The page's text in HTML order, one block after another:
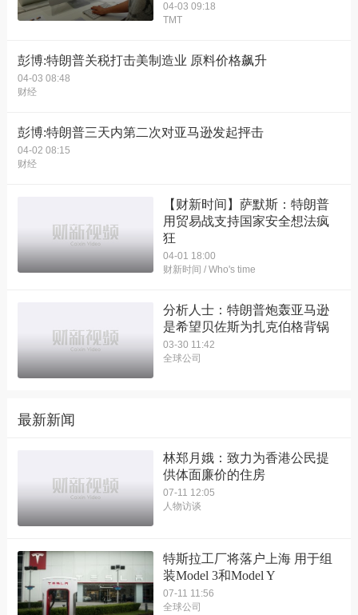
04-03 09:18
TMT
彭博:特朗普关税打击美制造业 原料价格飙升
04-03 08:48
财经
彭博:特朗普三天内第二次对亚马逊发起抨击
04-02 08:15
财经
【财新时间】萨默斯：特朗普
用贸易战支持国家安全想法疯
狂
04-01 18:00
财新时间 / Who's time
分析人士：特朗普炮轰亚马逊
是希望贝佐斯为扎克伯格背锅
03-30 11:42
全球公司
最新新闻
林郑月娥：致力为香港公民提
供体面廉价的住房
07-11 12:05
人物访谈
特斯拉工厂将落户上海 用于组
装Model 3和Model Y
07-11 11:56
全球公司